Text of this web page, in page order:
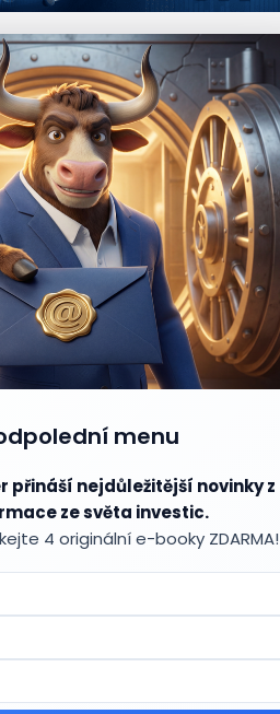
menu
přináší nejdůležitější novinky z
ze světa investic.
4 originální e-booky ZDARMA!